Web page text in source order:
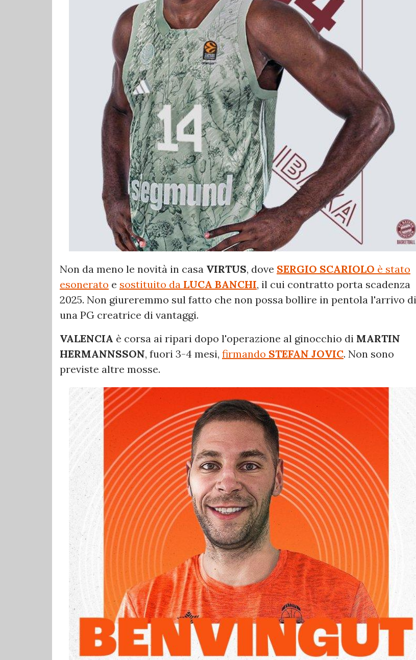
Non da meno le novità in casa VIRTUS, dove SERGIO SCARIOLO è stato
esonerato e sostituito da LUCA BANCHI, il cui contratto porta scadenza
2025. Non giureremmo sul fatto che non possa bollire in pentola l'arrivo di
una PG creatrice di vantaggi.
VALENCIA è corsa ai ripari dopo l'operazione al ginocchio di MARTIN
HERMANNSSON, fuori 3-4 mesi, firmando STEFAN JOVIC. Non sono
previste altre mosse.